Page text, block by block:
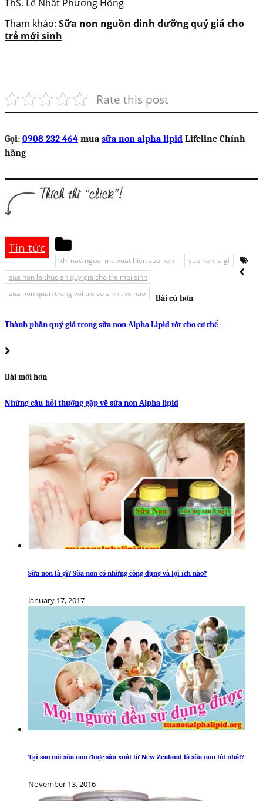
ThS. Lê Nhất Phương Hồng
Tham khảo: Sữa non nguồn dinh dưỡng quý giá cho
trẻ mới sinh
Rate this post
Gọi: 0908 232 464 mua sữa non alpha lipid Lifeline Chính
hãng
Tin tức
khi nao nguoi me xuat hien sua non
sua non la gi
sua non la thuc an quy gia cho tre moi sinh
sua non quan trong voi tre so sinh the nao
Bài cũ hơn
Thành phần quý giá trong sữa non Alpha Lipid tốt cho cơ thể
Bài mới hơn
Những câu hỏi thường gặp về sữa non Alpha lipid
Sữa non là gì? Sữa non có những công dụng và lợi ích nào?
January 17, 2017
Tại sao nói sữa non được sản xuất từ New Zealand là sữa non tốt nhất?
November 13, 2016